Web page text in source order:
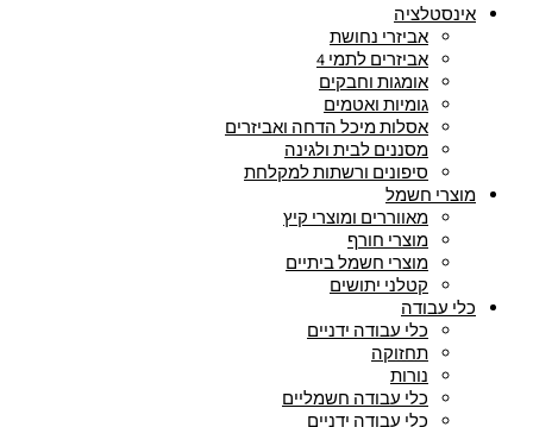
אינסטלציה
אביזרי נחושת
אביזרים לתמי 4
אומגות וחבקים
גומיות ואטמים
אסלות מיכל הדחה ואביזרים
מסננים לבית ולגינה
סיפונים ורשתות למקלחת
מוצרי חשמל
מאווררים ומוצרי קיץ
מוצרי חורף
מוצרי חשמל ביתיים
קטלני יתושים
כלי עבודה
כלי עבודה ידניים
תחזוקה
נורות
כלי עבודה חשמליים
כלי עבודה ידניים